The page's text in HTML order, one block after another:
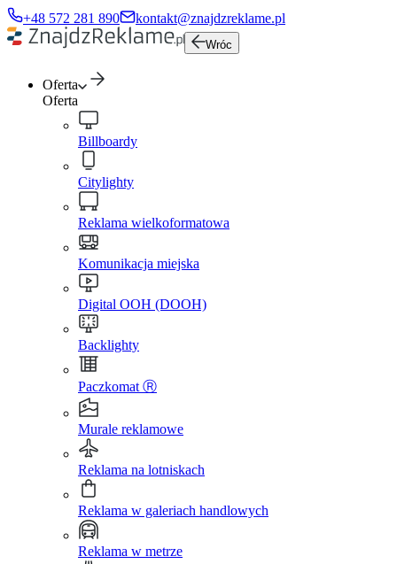
+48 572 281 890 kontakt@znajdzreklame.pl
Wróc
Oferta
Oferta
Billboardy
Citylighty
Reklama wielkoformatowa
Komunikacja miejska
Digital OOH (DOOH)
Backlighty
Paczkomat Ⓡ
Murale reklamowe
Reklama na lotniskach
Reklama w galeriach handlowych
Reklama w metrze